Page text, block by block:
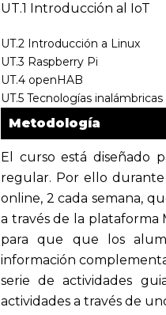
UT.1 Introducción al IoT
UT.2 Introducción a Linux
UT.3 Raspberry Pi
UT.4 openHAB
UT.5 Tecnologías inalámbricas
Metodología
El curso está diseñado
regular. Por ello durante
online, 2 cada semana,
a través de la
para que que los
información
serie de actividades
actividades a través de